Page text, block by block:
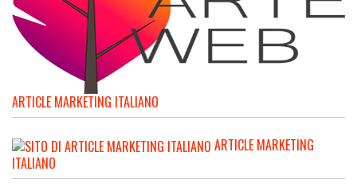
ARTICLE MARKETING ITALIANO
ARTICLE MARKETING
ITALIANO